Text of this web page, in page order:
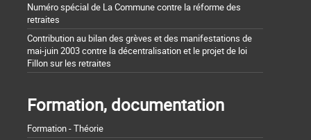
Numéro spécial de La Commune contre la réforme des
retraites
Contribution au bilan des grèves et des manifestations de
mai-juin 2003 contre la décentralisation et le projet de loi
Fillon sur les retraites
Formation, documentation
Formation - Théorie